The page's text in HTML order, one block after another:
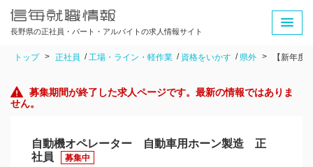
長野県の正社員・パート・アルバイトの求人情報サイト
トップ 正社員 工場・ライン・軽作業 資格をいかす 県外 【新年度
募集期間が終了した求人ページです。最新の情報ではありま
せん。
自動機オペレーター 自動車用ホーン製造 正
社員
募集中